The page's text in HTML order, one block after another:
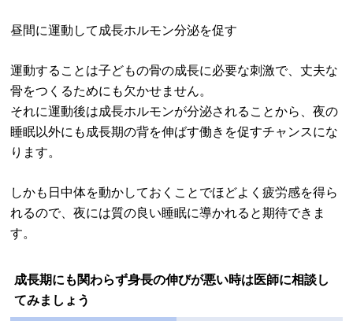
昼間に運動して成長ホルモン分泌を促す
運動することは子どもの骨の成長に必要な刺激で、丈夫な
骨をつくるためにも欠かせません。
それに運動後は成長ホルモンが分泌されることから、夜の
睡眠以外にも成長期の背を伸ばす働きを促すチャンスにな
ります。
しかも日中体を動かしておくことでほどよく疲労感を得ら
れるので、夜には質の良い睡眠に導かれると期待できま
す。
成長期にも関わらず身長の伸びが悪い時は医師に相談し
てみましょう